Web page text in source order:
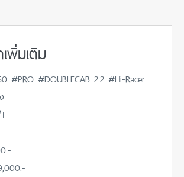
พิ่มเติม
#PRO #DOUBLECAB 2.2 #Hi-Racer